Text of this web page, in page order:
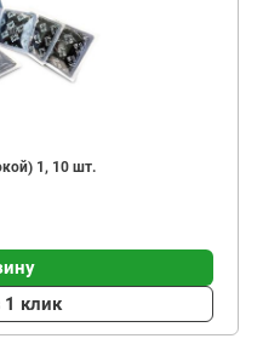
1, 10 шт.
1 клик